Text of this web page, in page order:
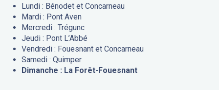
Lundi : Bénodet et Concarneau
Mardi : Pont Aven
Mercredi : Trégunc
Jeudi : Pont L’Abbé
Vendredi : Fouesnant et Concarneau
Samedi : Quimper
Dimanche : La Forêt-Fouesnant